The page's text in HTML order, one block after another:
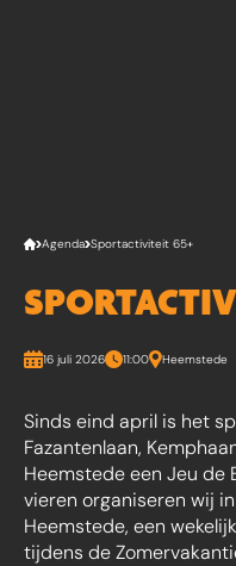
Agenda Sportactiviteit 65+
16 juli 2026 11:00 Heemstede
Sinds eind april is het
Fazantenlaan,
Heemstede een Jeu de
vieren organiseren wij
Heemstede, een
tijdens de